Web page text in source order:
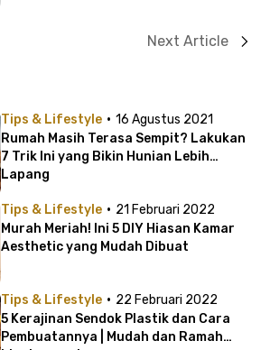
Next Article
Tips & Lifestyle · 16 Agustus 2021
Rumah Masih Terasa Sempit? Lakukan
7 Trik Ini yang Bikin Hunian Lebih
Lapang
Tips & Lifestyle · 21 Februari 2022
Murah Meriah! Ini 5 DIY Hiasan Kamar
Aesthetic yang Mudah Dibuat
Tips & Lifestyle · 22 Februari 2022
5 Kerajinan Sendok Plastik dan Cara
Pembuatannya | Mudah dan Ramah